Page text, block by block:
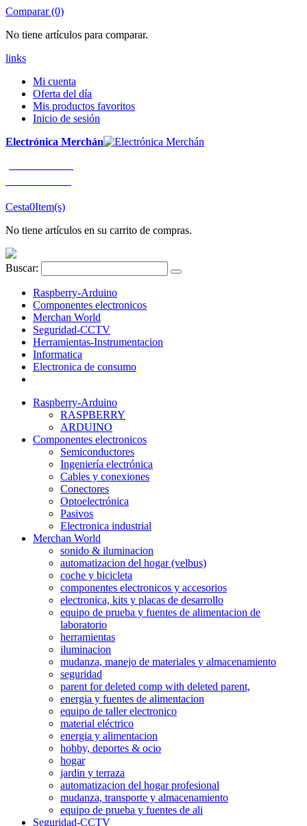
Comparar (0)
No tiene artículos para comparar.
links
Mi cuenta
Oferta del día
Mis productos favoritos
Inicio de sesión
Electrónica Merchán
Cesta0Item(s)
No tiene artículos en su carrito de compras.
Buscar:
Raspberry-Arduino
Componentes electronicos
Merchan World
Seguridad-CCTV
Herramientas-Instrumentacion
Informatica
Electronica de consumo
Raspberry-Arduino
RASPBERRY
ARDUINO
Componentes electronicos
Semiconductores
Ingeniería electrónica
Cables y conexiones
Conectores
Optoelectrónica
Pasivos
Electronica industrial
Merchan World
sonido & iluminacion
automatizacion del hogar (velbus)
coche y bicicleta
componentes electronicos y accesorios
electronica, kits y placas de desarrollo
equipo de prueba y fuentes de alimentacion de
laboratorio
herramientas
iluminacion
mudanza, manejo de materiales y almacenamiento
seguridad
parent for deleted comp with deleted parent,
energia y fuentes de alimentacion
equipo de taller electronico
material eléctrico
energia y alimentacion
hobby, deportes & ocio
hogar
jardin y terraza
automatizacion del hogar profesional
mudanza, transporte y almacenamiento
equipo de prueba y fuentes de ali
Seguridad-CCTV